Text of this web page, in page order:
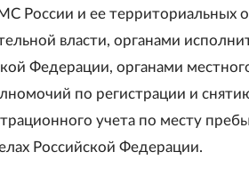
России и ее территориальных
власти, органами
Федерации, органами
по регистрации и
учета по месту
Российской Федерации.